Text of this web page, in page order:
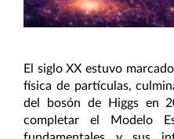
El siglo XX estuvo
física de partículas,
del bosón de Higgs en
completar el Modelo